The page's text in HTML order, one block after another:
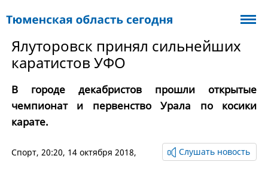
Ялуторовск принял сильнейших
каратистов УФО
В городе декабристов прошли открытые
чемпионат и первенство Урала по косики
карате.
Спорт, 20:20, 14 октября 2018, Слушать новость